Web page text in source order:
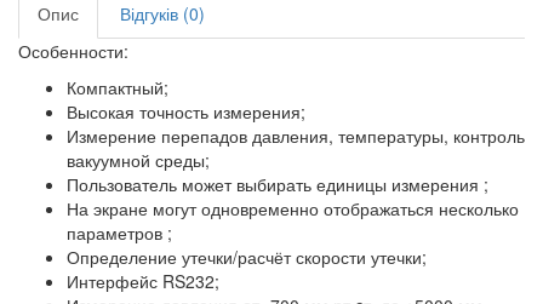
Опис
Відгуків (0)
Особенности:
Компактный;
Высокая точность измерения;
Измерение перепадов давления, температуры, контроль
вакуумной среды;
Пользователь может выбирать единицы измерения ;
На экране могут одновременно отображаться несколько
параметров ;
Определение утечки/расчёт скорости утечки;
Интерфейс RS232;